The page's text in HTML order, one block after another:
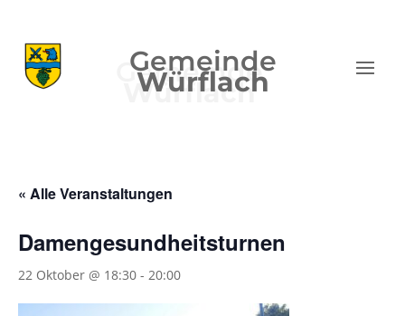
Gemeinde
Würflach
« Alle Veranstaltungen
Damengesundheitsturnen
22 Oktober @ 18:30 - 20:00